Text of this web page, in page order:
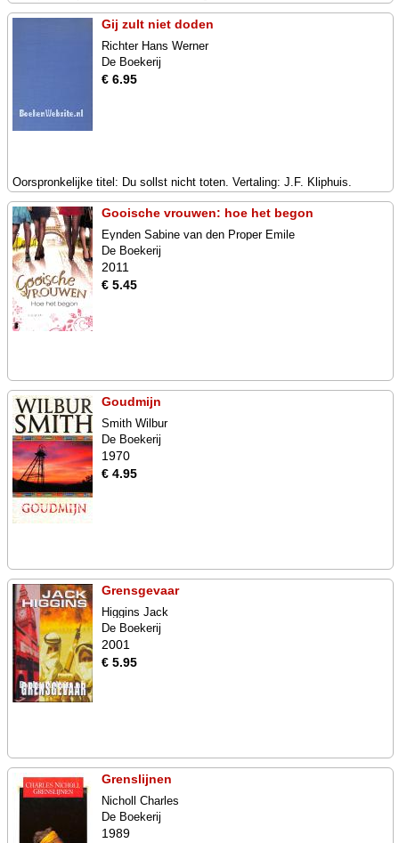
Gij zult niet doden
Richter Hans Werner
De Boekerij
€ 6.95
Oorspronkelijke titel: Du sollst nicht toten. Vertaling: J.F. Kliphuis.
Gooische vrouwen: hoe het begon
Eynden Sabine van den Proper Emile
De Boekerij
2011
€ 5.45
Goudmijn
Smith Wilbur
De Boekerij
1970
€ 4.95
Grensgevaar
Higgins Jack
De Boekerij
2001
€ 5.95
Grenslijnen
Nicholl Charles
De Boekerij
1989